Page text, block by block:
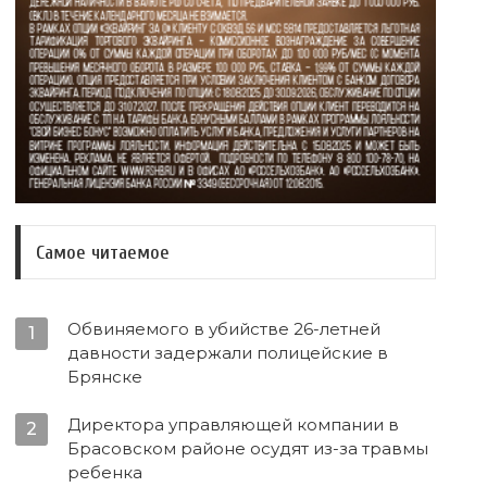
Самое читаемое
1
Обвиняемого в убийстве 26-летней
давности задержали полицейские в
Брянске
2
Директора управляющей компании в
Брасовском районе осудят из-за травмы
ребенка